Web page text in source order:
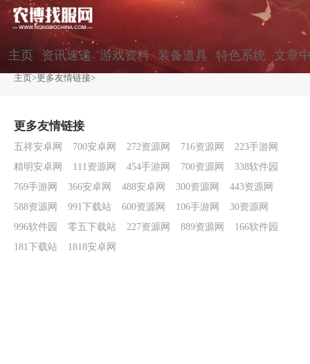
主页 资讯速递 游戏资料 装备道具 特色系统 文章
主页>更多友情链接>
更多友情链接
五祥安卓网 700安卓网 272资源网 716资源网
223手游网
精明安卓网
111资源网 454手游网 700资源网
338软件园
769手游网
366安卓网 488安卓网 300资源网
443资源网
588资源网
991下载站 600资源网 106手游网
30资源网
996软件园
零五下载站 227资源网 889资源网
166软件园
181下载站
1818安卓网